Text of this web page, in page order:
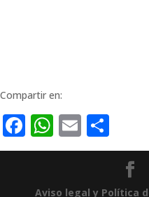
Compartir en:
Facebook
WhatsApp
Email
Aviso legal y Política